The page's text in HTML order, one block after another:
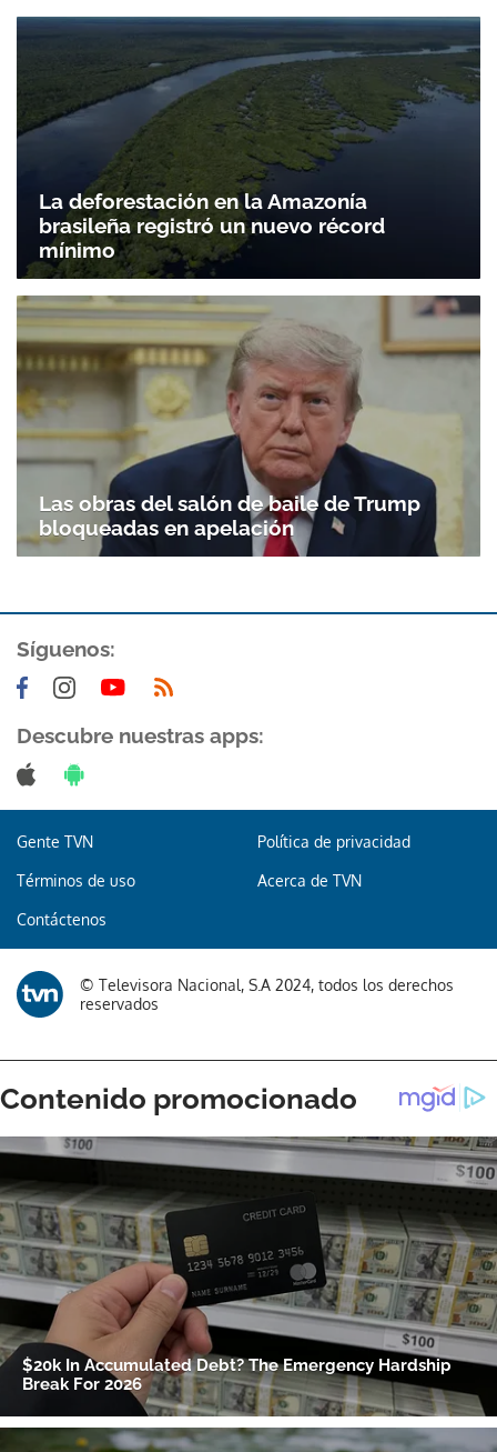
Gracias por suscribirte a nuestro boletín.
La deforestación en la Amazonía
brasileña registró un nuevo récord
mínimo
Las obras del salón de baile de Trump
bloqueadas en apelación
Síguenos:
Descubre nuestras apps:
Gente TVN Política de privacidad
Términos de uso Acerca de TVN
Contáctenos
© Televisora Nacional, S.A 2024, todos los derechos
reservados